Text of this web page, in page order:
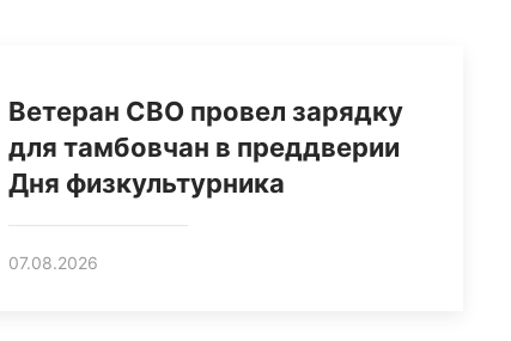
Ветеран СВО провел зарядку
для тамбовчан в преддверии
Дня физкультурника
07.08.2026